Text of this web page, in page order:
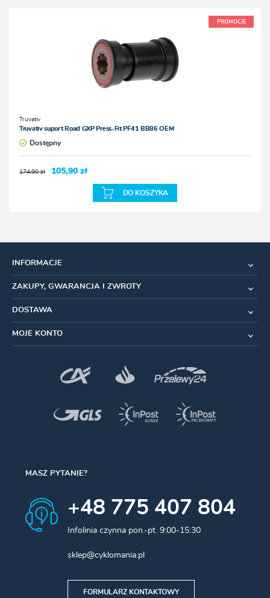
PROMOCJE
Truvativ
Truvativ suport Road GXP Press-Fit PF41 BB86 OEM
Dostępny
174,90 zł 105,90 zł
DO KOSZYKA
INFORMACJE
ZAKUPY, GWARANCJA I ZWROTY
DOSTAWA
MOJE KONTO
MASZ PYTANIE?
+48 775 407 804
Infolinia czynna pon.-pt. 9:00-15:30
sklep@cyklomania.pl
FORMULARZ KONTAKTOWY